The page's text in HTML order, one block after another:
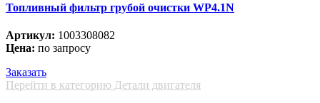
Топливный фильтр грубой очистки WP4.1N
Артикул: 1003308082
Цена: по запросу
Заказать
Перейти в категорию Детали двигателя